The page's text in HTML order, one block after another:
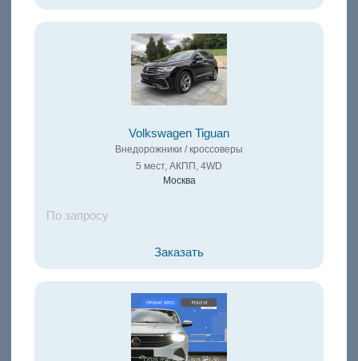
Volkswagen Tiguan
Внедорожники / кроссоверы
5 мест, АКПП, 4WD
Москва
По запросу
Заказать